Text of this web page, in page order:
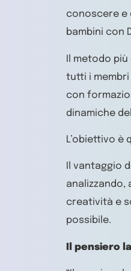
conoscere e
bambini con
Il metodo
tutti i
con
dinamiche
L’obiettivo è
Il vantaggio
analizzando,
creatività e
possibile.
Il pensiero